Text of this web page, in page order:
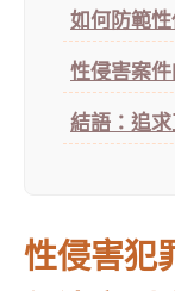
如何防範
性侵害案
結語：追
性侵害犯